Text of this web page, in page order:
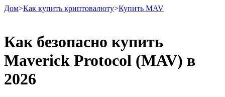
Фьючерсы
Дом>Как купить криптовалюту>Купить MAV
Как безопасно купить
Maverick Protocol (MAV) в
2026